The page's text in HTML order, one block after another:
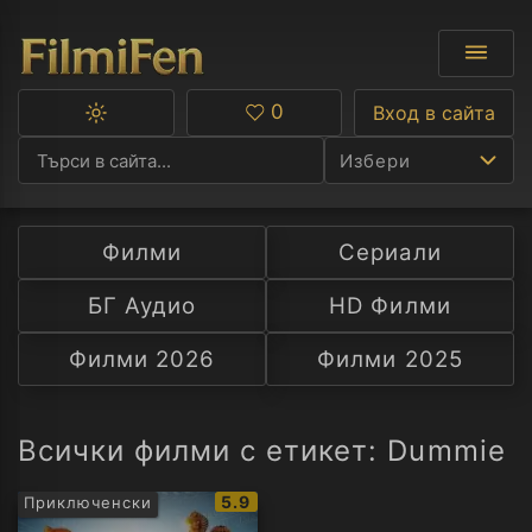
Избери
Ф
С
А
Превключване
тъмна
тема
Любими
0 Вход в сайта
Филми
Сериали
БГ Аудио
HD Филми
Филми 2026
Филми 2025
Всички филми с етикет: Dummie
Приключенски
IMDb
рейтинг:
5.9